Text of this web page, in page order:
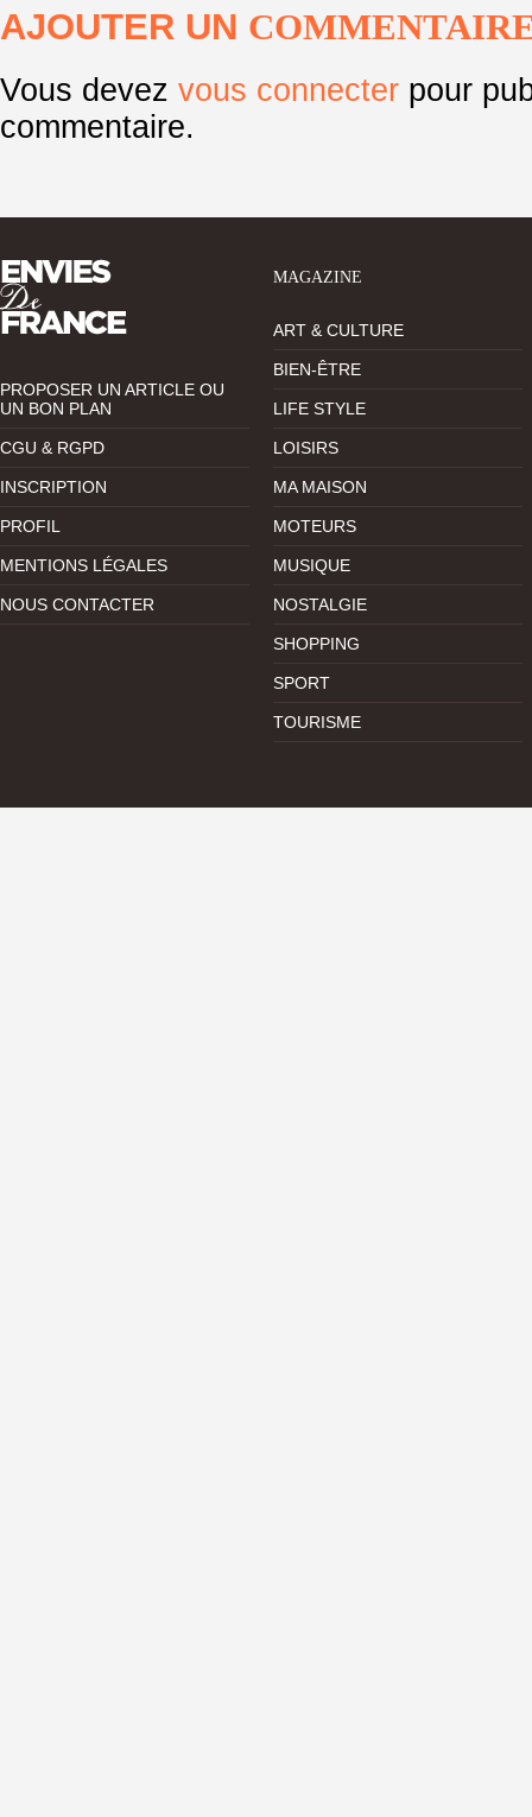
AJOUTER UN
Vous devez vous connecter pour
commentaire.
PROPOSER UN ARTICLE OU
UN BON PLAN
CGU & RGPD
INSCRIPTION
PROFIL
MENTIONS LÉGALES
NOUS CONTACTER
MAGAZINE
ART & CULTURE
BIEN-ÊTRE
LIFE STYLE
LOISIRS
MA MAISON
MOTEURS
MUSIQUE
NOSTALGIE
SHOPPING
SPORT
TOURISME